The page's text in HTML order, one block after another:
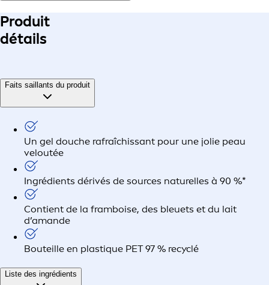
Produit
détails
Faits saillants du produit
Un gel douche rafraîchissant pour une jolie peau
veloutée
Ingrédients dérivés de sources naturelles à 90 %*
Contient de la framboise, des bleuets et du lait
d’amande
Bouteille en plastique PET 97 % recyclé
Liste des ingrédients